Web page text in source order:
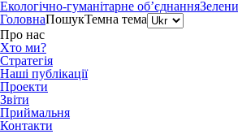
Екологічно-гуманітарне об’єднання
ГоловнаПошукТемна тема
Про нас
Хто ми?
Стратегія
Наші публікації
Проекти
Звіти
Приймальня
Контакти